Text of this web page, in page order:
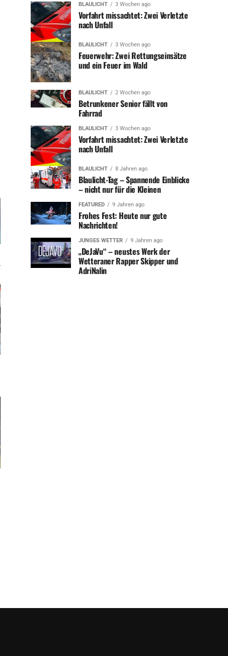
BLAULICHT 3 Wochen ago
Vorfahrt missachtet: Zwei Verletzte
nach Unfall
BLAULICHT 3 Wochen ago
Feuerwehr: Zwei Rettungseinsätze
und ein Feuer im Wald
BLAULICHT 2 Wochen ago
Betrunkener Senior fällt von
Fahrrad
BLAULICHT 3 Wochen ago
Vorfahrt missachtet: Zwei Verletzte
nach Unfall
BLAULICHT 8 Jahren ago
Blaulicht-Tag – Spannende Einblicke
– nicht nur für die Kleinen
FEATURED 9 Jahren ago
Frohes Fest: Heute nur gute
Nachrichten!
JUNGES WETTER 9 Jahren ago
„DeJaVu“ – neustes Werk der
Wetteraner Rapper Skipper und
AdriNalin